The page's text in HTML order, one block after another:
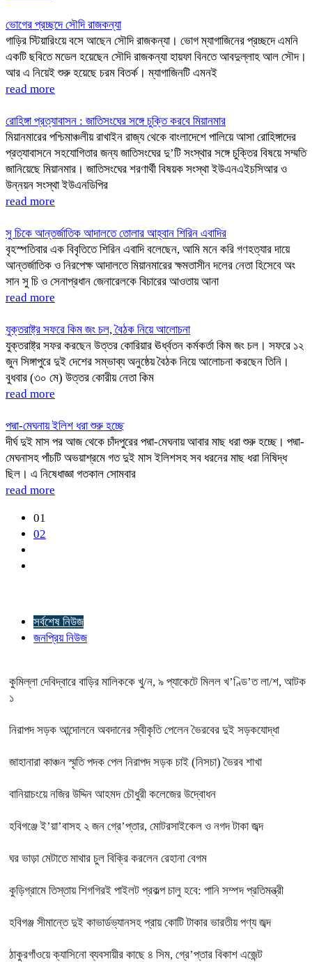
ভোগের প্রচ্ছদে সৌদি রাজকন্যা
গাড়ির স্টিয়ারিংয়ে বসে আছেন সৌদি রাজকন্যা। ভোগ ম্যাগাজিনের প্রচ্ছদে এমনি
একটি ছবিতে মডেল হয়েছেন সৌদি রাজকন্যা হায়ফা বিনতে আবদুল্লাহ আল সৌদ।
আর এ নিয়েই শুরু হয়েছে চরম বিতর্ক। ম্যাগাজিনটি এমনই
read more
রোহিঙ্গা প্রত্যাবাসন : জাতিসংঘের সঙ্গে চুক্তি করবে মিয়ানমার
মিয়ানমারের পশ্চিমাঞ্চলীয় রাখাইন রাজ্য থেকে বাংলাদেশে পালিয়ে আসা রোহিঙ্গাদের
প্রত্যাবাসনে সহযোগিতার জন্য জাতিসংঘের দু’টি সংস্থার সঙ্গে চুক্তির বিষয়ে সম্মতি
জানিয়েছে মিয়ানমার। জাতিসংঘের শরণার্থী বিষয়ক সংস্থা ইউএনএইচসিআর ও
উন্নয়ন সংস্থা ইউএনডিপির
read more
সু চিকে আন্তর্জাতিক আদালতে তোলার আহ্বান শিরিন এবাদির
বৃহস্পতিবার এক বিবৃতিতে শিরিন এবাদি বলেছেন, আমি মনে করি গণহত্যার দায়ে
আন্তর্জাতিক ও নিরপেক্ষ আদালতে মিয়ানমারের ক্ষমতাসীন দলের নেতা হিসেবে অং
সান সু চি ও সেনাপ্রধান জেনারেলকে বিচারের আওতায় আনা
read more
যুক্তরাষ্ট্র সফরে কিম জং চল, বৈঠক নিয়ে আলোচনা
যুক্তরাষ্ট্র সফর করছেন উত্তর কোরিয়ার ঊর্ধ্বতন কর্মকর্তা কিম জং চল। সফরে ১২
জুন সিঙ্গাপুরে দুই দেশের সম্ভাব্য অনুষ্ঠেয় বৈঠক নিয়ে আলোচনা করছেন তিনি।
বুধবার (৩০ মে) উত্তর কোরীয় নেতা কিম
read more
পদ্মা-মেঘনায় ইলিশ ধরা শুরু হচ্ছে
দীর্ঘ দুই মাস পর আজ থেকে চাঁদপুরের পদ্মা-মেঘনায় আবার মাছ ধরা শুরু হচ্ছে। পদ্মা-
মেঘনাসহ পাঁচটি অভয়াশ্রমে গত দুই মাস ইলিশসহ সব ধরনের মাছ ধরা নিষিদ্ধ
ছিল। এ নিষেধাজ্ঞা গতকাল সোমবার
read more
01
02
সর্বশেষ নিউজ
জনপ্রিয় নিউজ
কুমিল্লা দেবিদ্বারে বাড়ির মালিককে খু/ন, ৯ প্যাকেটে মিলল খ’ণ্ডি’ত লা/শ, আটক
১
নিরাপদ সড়ক আন্দোলনে অবদানের স্বীকৃতি পেলেন ভৈরবের দুই সড়কযোদ্ধা
জাহানারা কাঞ্চন স্মৃতি পদক পেল নিরাপদ সড়ক চাই (নিসচা) ভৈরব শাখা
বানিয়াচংয়ে নজির উদ্দিন আহমদ চৌধুরী কলেজের উদ্বোধন
হবিগঞ্জে ই’য়া’বাসহ ২ জন গ্রে’প্তার, মোটরসাইকেল ও নগদ টাকা জব্দ
ঘর ভাড়া মেটাতে মাথার চুল বিক্রি করলেন রেহানা বেগম
কুড়িগ্রামে তিস্তায় শিগগিরই পাইলট প্রকল্প চালু হবে: পানি সম্পদ প্রতিমন্ত্রী
হবিগঞ্জ সীমান্তে দুই কাভার্ডভ্যানসহ প্রায় কোটি টাকার ভারতীয় পণ্য জব্দ
ঠাকুরগাঁওয়ে ক্যাসিনো ব্যবসায়ীর কাছে ৪ সিম, গ্রে’প্তার বিকাশ এজেন্ট